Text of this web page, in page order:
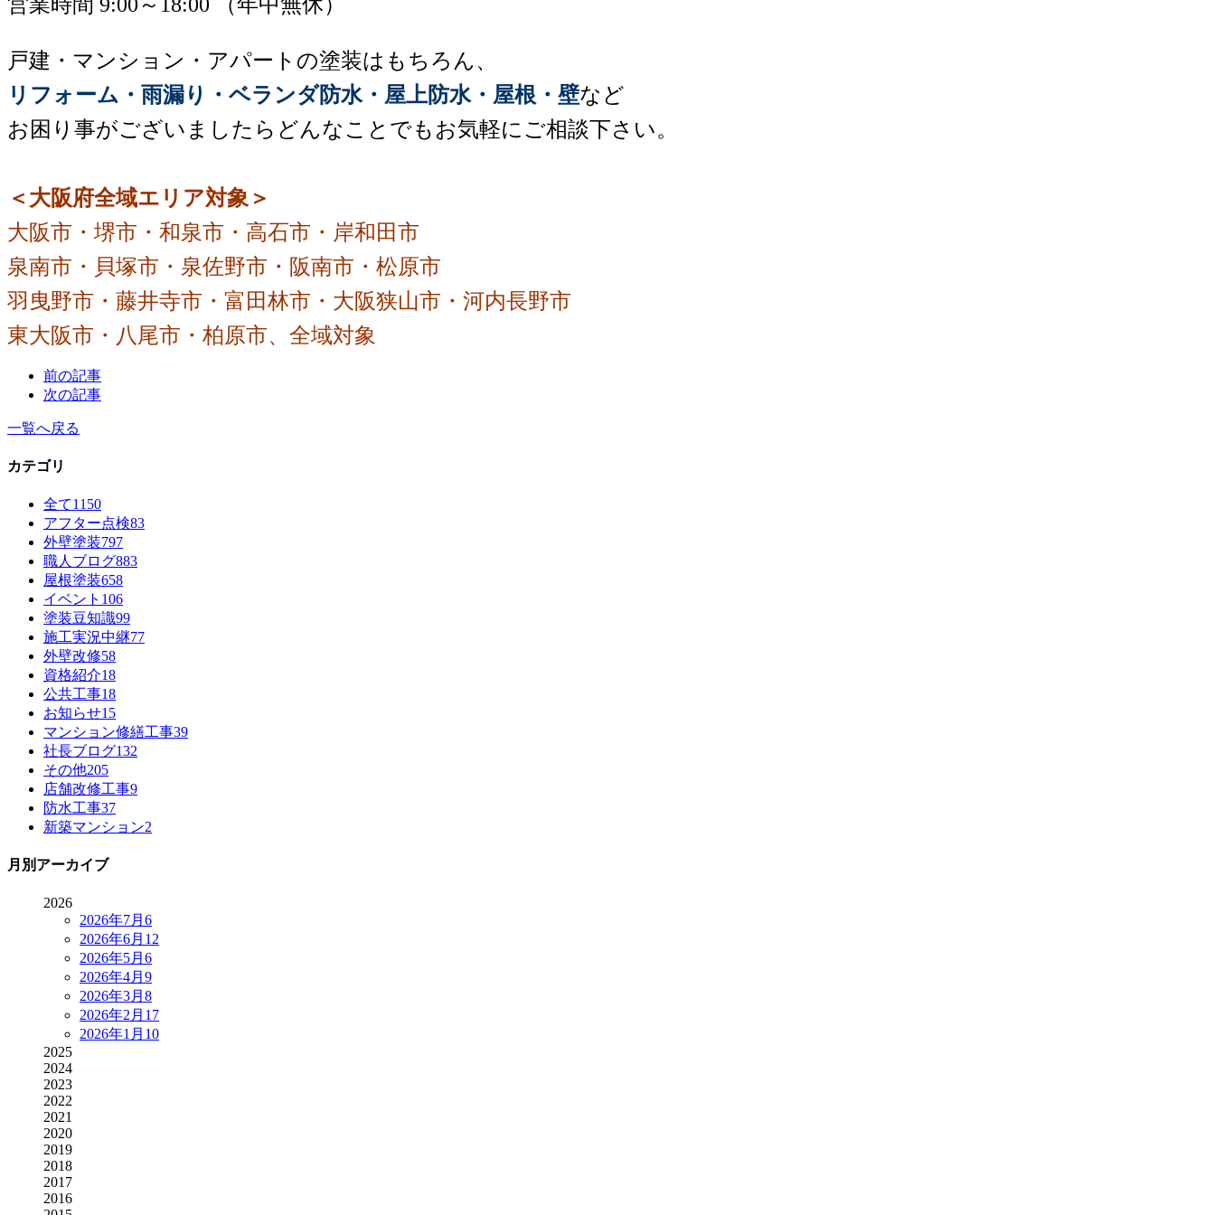
戸建・マンション・アパートの塗装はもちろん、
リフォーム・雨漏り・ベランダ防水・屋上防水・屋根・壁など
お困り事がございましたらどんなことでもお気軽にご相談下さい。
＜大阪府全域エリア対象＞
大阪市・堺市・和泉市・高石市・岸和田市
泉南市・貝塚市・泉佐野市・阪南市・松原市
羽曳野市・藤井寺市・富田林市・大阪狭山市・河内長野市
東大阪市・八尾市・柏原市、全域対象
前の記事
次の記事
一覧へ戻る
カテゴリ
全て1150
アフター点検83
外壁塗装797
職人ブログ883
屋根塗装658
イベント 106
塗装豆知識99
施工実況中継77
外壁改修58
資格紹介18
公共工事18
お知らせ15
マンション修繕工事39
社長ブログ132
その他205
店舗改修工事9
防水工事37
新築マンション2
月別アーカイブ
2026
2026年7月 6
2026年6月 12
2026年5月 6
2026年4月 9
2026年3月 8
2026年2月 17
2026年1月 10
2025
2024
2023
2022
2021
2020
2019
2018
2017
2016